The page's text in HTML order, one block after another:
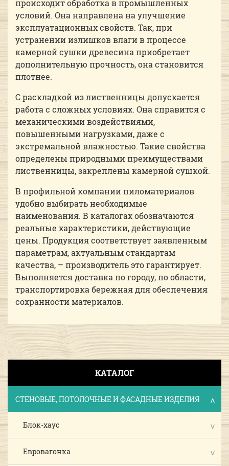
КАТАЛОГ
СТЕНОВЫЕ, ПОТОЛОЧНЫЕ И ФАСАДНЫЕ ИЗДЕЛИЯ
Блок-хаус
Евровагонка
происходит обработка в промышленных
условий. Она направлена на улучшение
эксплуатационных свойств. Так, при
устранении излишков влаги в процессе
камерной сушки древесина приобретает
дополнительную прочность, она становится
плотнее.
С раскладкой из лиственницы допускается
работа с сложных условиях. Она справится с
механическими воздействиями,
повышенными нагрузками, даже с
экстремальной влажностью. Такие свойства
определены природными преимуществами
лиственницы, закреплены камерной сушкой.
В профильной компании пиломатериалов
удобно выбирать необходимые
наименования. В каталогах обозначаются
реальные характеристики, действующие
цены. Продукция соответствует заявленным
параметрам, актуальным стандартам
качества, – производитель это гарантирует.
Выполняется доставка по городу, по области,
транспортировка бережная для обеспечения
сохранности материалов.